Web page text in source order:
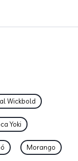
Wickbold
Yoki
Morango